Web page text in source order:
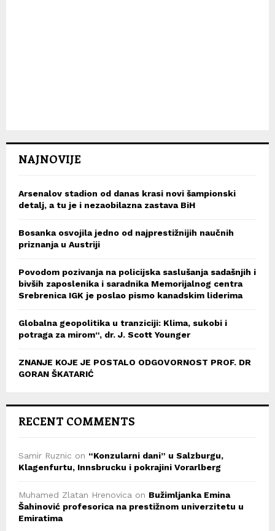
NAJNOVIJE
Arsenalov stadion od danas krasi novi šampionski
detalj, a tu je i nezaobilazna zastava BiH
Bosanka osvojila jedno od najprestižnijih naučnih
priznanja u Austriji
Povodom pozivanja na policijska saslušanja sadašnjih i
bivših zaposlenika i saradnika Memorijalnog centra
Srebrenica IGK je poslao pismo kanadskim liderima
Globalna geopolitika u tranziciji: Klima, sukobi i
potraga za mirom“, dr. J. Scott Younger
ZNANJE KOJE JE POSTALO ODGOVORNOST PROF. DR
GORAN ŠKATARIĆ
RECENT COMMENTS
Samir Ruznic on “Konzularni dani” u Salzburgu,
Klagenfurtu, Innsbrucku i pokrajini Vorarlberg
Muhamed Zlatan Hrenovica on Bužimljanka Emina
Šahinović profesorica na prestižnom univerzitetu u
Emiratima